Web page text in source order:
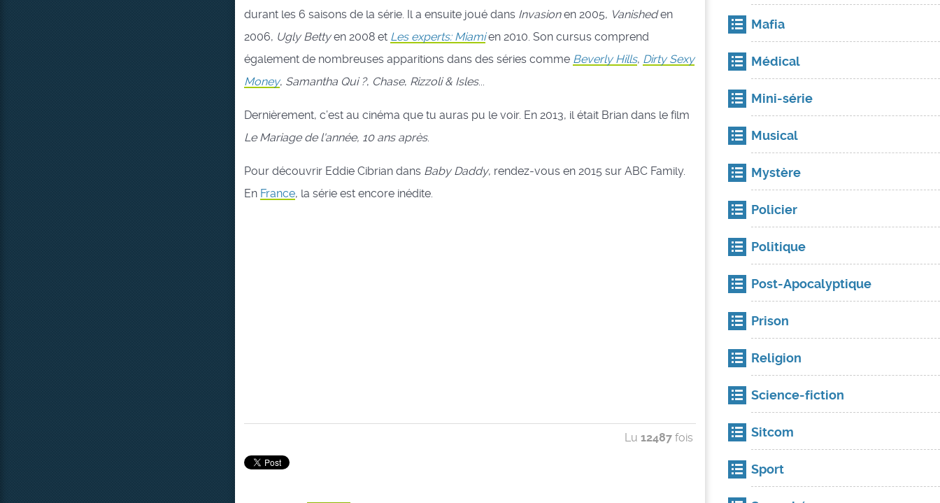
durant les 6 saisons de la série. Il a ensuite joué dans Invasionen 2005, Vanisheden
2006, Ugly Bettyen 2008 et Les experts: Miamien 2010. Son cursus comprend
également de nombreuses apparitions dans des séries comme Beverly Hills, Dirty Sexy
Money, Samantha Qui ?, Chase, Rizzoli & Isles...
Dernièrement, c’est au cinéma que tu auras pu le voir. En 2013, il était Brian dans le film
Le Mariage de l'année, 10 ans après.
Pour découvrir Eddie Cibrian dans Baby Daddy, rendez-vous en 2015 sur ABC Family.
En France, la série est encore inédite.
Lu 12487fois
Mafia
Médical
Mini-série
Musical
Mystère
Policier
Politique
Post-Apocalyptique
Prison
Religion
Science-fiction
Sitcom
Sport